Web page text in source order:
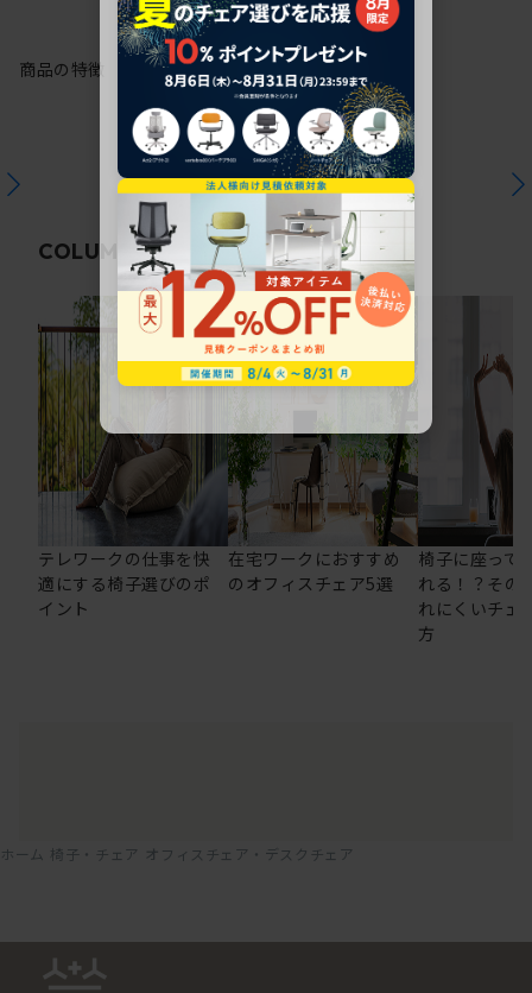
商品の特徴
COLUMN 関連コラム
テレワークの仕事を快
適にする椅子選びのポ
イント
在宅ワークにおすすめ
のオフィスチェア5選
椅子に座って
れる！？その
れにくいチェ
方
ホーム 椅子・チェア オフィスチェア・デスクチェア